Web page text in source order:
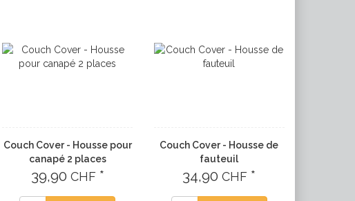
Couch Cover - Housse pour
canapé 2 places
39,90 CHF *
Couch Cover - Housse de
fauteuil
34,90CHF *